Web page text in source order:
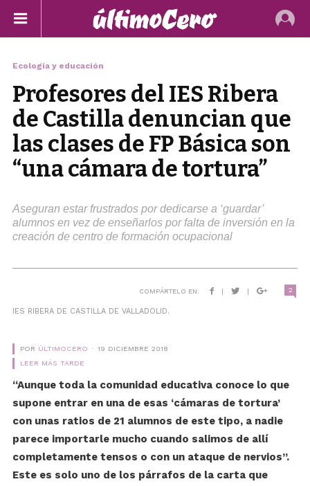
Ecología y educación
Profesores del IES Ribera
de Castilla denuncian que
las clases de FP Básica son
“una cámara de tortura”
Aseguran estar frustrados por dedicarse a ‘guardar’
alumnos en vez de enseñarlos por falta de inversión en la
creación de centro de formación ocupacional
COMPÁRTELO EN: | | 2
IES RIBERA DE CASTILLA DE VALLADOLID.
POR ÚLTIMOCERO
19 DICIEMBRE 2018
LEER MÁS TARDE
“Aunque toda la comunidad educativa conoce lo que
supone entrar en una de esas ‘cámaras de tortura’
con unas ratios de 21 alumnos de este tipo, a nadie
parece importarle mucho cuando salimos de allí
completamente tensos o con un ataque de nervios”.
Este es solo uno de los párrafos de la carta que